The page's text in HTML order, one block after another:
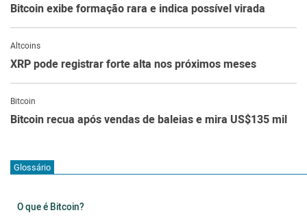
Bitcoin exibe formação rara e indica possível virada
Altcoins
XRP pode registrar forte alta nos próximos meses
Bitcoin
Bitcoin recua após vendas de baleias e mira US$135 mil
Glossário
O que é Bitcoin?